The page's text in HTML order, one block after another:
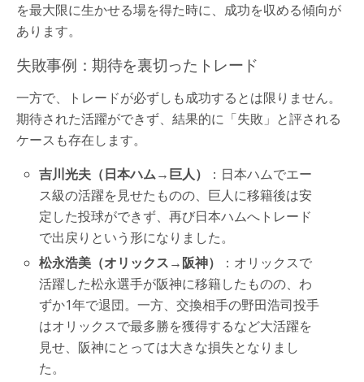
を最大限に生かせる場を得た時に、成功を収める傾向が
あります。
失敗事例：期待を裏切ったトレード
一方で、トレードが必ずしも成功するとは限りません。
期待された活躍ができず、結果的に「失敗」と評される
ケースも存在します。
吉川光夫（日本ハム→巨人）
：日本ハムでエー
ス級の活躍を見せたものの、巨人に移籍後は安
定した投球ができず、再び日本ハムへトレード
で出戻りという形になりました。
松永浩美（オリックス→阪神）
：オリックスで
活躍した松永選手が阪神に移籍したものの、わ
ずか1年で退団。一方、交換相手の野田浩司投手
はオリックスで最多勝を獲得するなど大活躍を
見せ、阪神にとっては大きな損失となりまし
た。